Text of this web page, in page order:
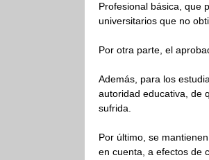
Profesional básica, que
universitarios que no
Por otra parte, el
Además, para los
autoridad educativa, de
sufrida.
Por último, se
en cuenta, a efectos de